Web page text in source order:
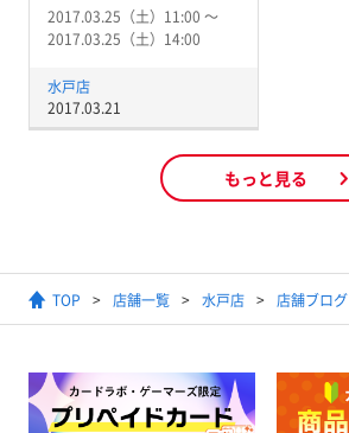
2017.03.25（土）11:00 〜
2017.03.25（土）14:00
水戸店
2017.03.21
もっと見る
TOP 店舗一覧 水戸店 店舗ブログ